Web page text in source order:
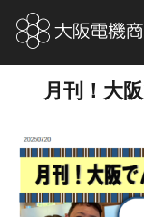
ホーム
取扱商品
会社概要
月刊！大